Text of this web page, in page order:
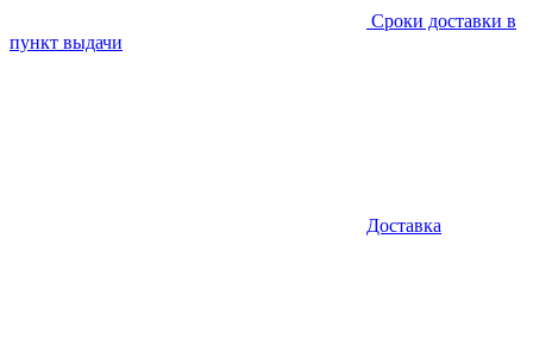
Сроки доставки в
пункт выдачи
Доставка